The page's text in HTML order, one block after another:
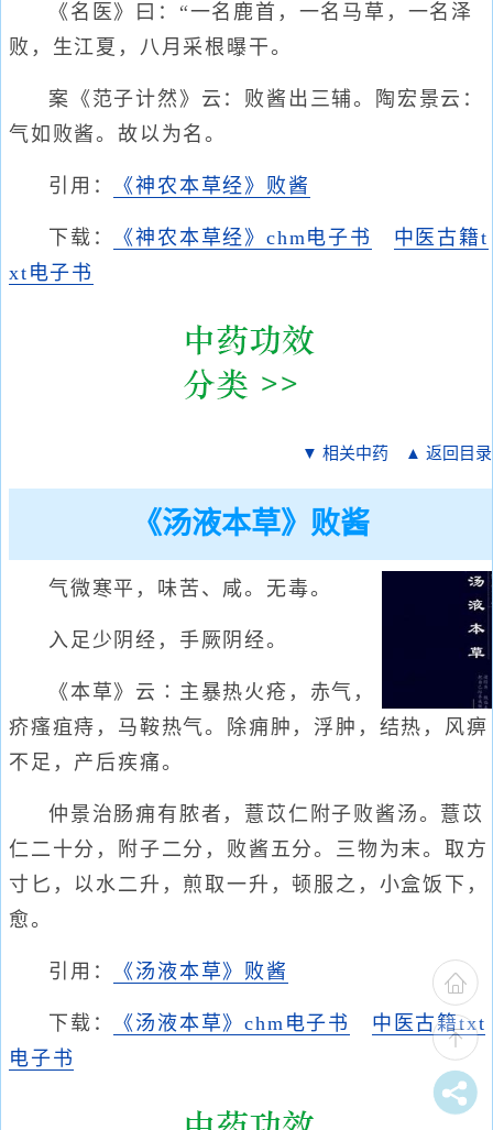
《名医》曰：“一名鹿首，一名马草，一名泽
败，生江夏，八月采根曝干。
案《范子计然》云：败酱出三辅。陶宏景云：
气如败酱。故以为名。
引用： 《神农本草经》败酱
下载： 《神农本草经》chm电子书
中医古籍t
xt电子书
▼ 相关中药 ▲ 返回目录
《汤液本草》败酱
气微寒平，味苦、咸。无毒。
入足少阴经，手厥阴经。
《本草》云∶主暴热火疮，赤气，
疥瘙疽痔，马鞍热气。除痈肿，浮肿，结热，风痹
不足，产后疾痛。
仲景治肠痈有脓者，薏苡仁附子败酱汤。薏苡
仁二十分，附子二分，败酱五分。三物为末。取方
寸匕，以水二升，煎取一升，顿服之，小盒饭下，
愈。
引用： 《汤液本草》败酱
下载： 《汤液本草》chm电子书
中医古籍txt
电子书